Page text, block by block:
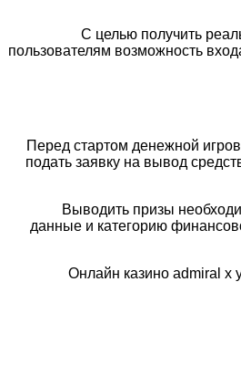
С целью получить
пользователям возможность
Перед стартом денежной
подать заявку на вывод
Выводить призы
данные и категорию
Онлайн казино admiral x